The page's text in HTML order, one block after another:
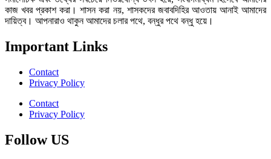
কাজ খবর প্রকাশ করা। শাসন করা নয়, শাসকদের জবাবদিহির আওতায় আনাই আমাদের
দায়িত্ব। আপনারাও থাকুন আমাদের চলার পথে, বন্ধুর পথে বন্ধু হয়ে।
Important Links
Contact
Privacy Policy
Contact
Privacy Policy
Follow US